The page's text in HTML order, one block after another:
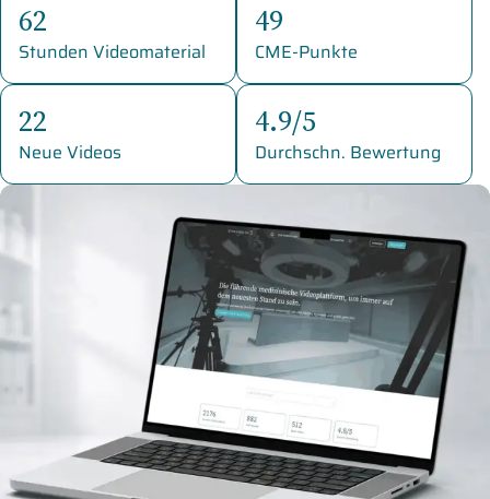
62
Stunden Videomaterial
49
CME-Punkte
22
Neue Videos
4.9/5
Durchschn. Bewertung